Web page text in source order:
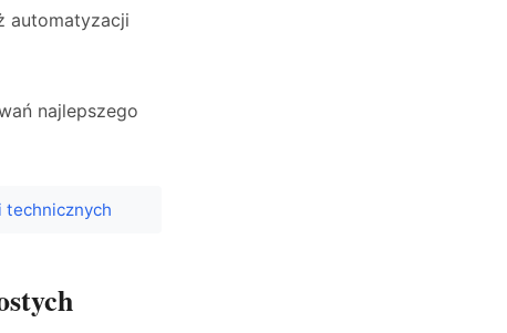
automatyzacji
najlepszego
technicznych